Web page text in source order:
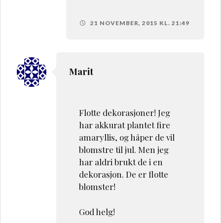
21 NOVEMBER, 2015 KL. 21:49
Marit
Flotte dekorasjoner! Jeg
har akkurat plantet fire
amaryllis, og håper de vil
blomstre til jul. Men jeg
har aldri brukt de i en
dekorasjon. De er flotte
blomster!
God helg!